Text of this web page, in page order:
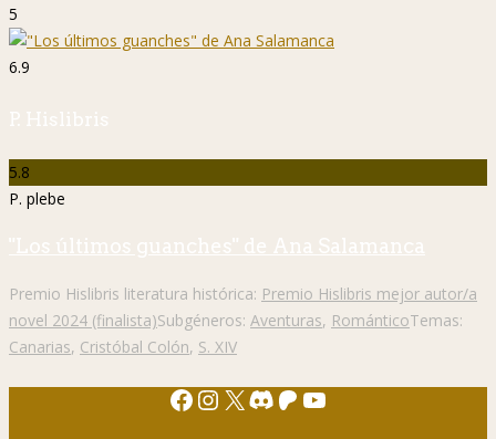
5
6.9
P. Hislibris
5.8
P. plebe
"Los últimos guanches" de Ana Salamanca
Premio Hislibris literatura histórica: Premio Hislibris mejor autor/a
novel 2024 (finalista)Subgéneros: Aventuras, RománticoTemas:
Canarias, Cristóbal Colón, S. XIV
Facebook
Instagram
X Discord
Patreon
YouTube